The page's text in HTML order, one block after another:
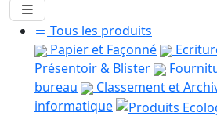
Tous les produits
Papier et Façonné
Présentoir & Blister
bureau
Classement et
informatique